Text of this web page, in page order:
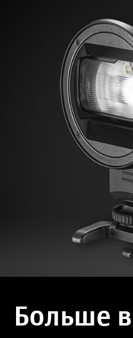
Больше